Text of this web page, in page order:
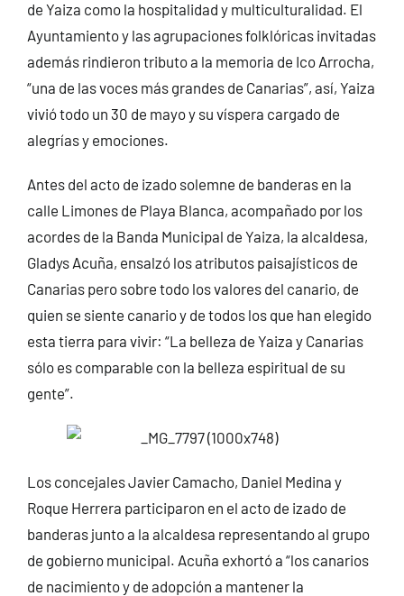
de Yaiza como la hospitalidad y multiculturalidad. El
Ayuntamiento y las agrupaciones folklóricas invitadas
además rindieron tributo a la memoria de Ico Arrocha,
“una de las voces más grandes de Canarias”, así, Yaiza
vivió todo un 30 de mayo y su víspera cargado de
alegrías y emociones.
Antes del acto de izado solemne de banderas en la
calle Limones de Playa Blanca, acompañado por los
acordes de la Banda Municipal de Yaiza, la alcaldesa,
Gladys Acuña, ensalzó los atributos paisajísticos de
Canarias pero sobre todo los valores del canario, de
quien se siente canario y de todos los que han elegido
esta tierra para vivir: “La belleza de Yaiza y Canarias
sólo es comparable con la belleza espiritual de su
gente”.
Los concejales Javier Camacho, Daniel Medina y
Roque Herrera participaron en el acto de izado de
banderas junto a la alcaldesa representando al grupo
de gobierno municipal. Acuña exhortó a “los canarios
de nacimiento y de adopción a mantener la